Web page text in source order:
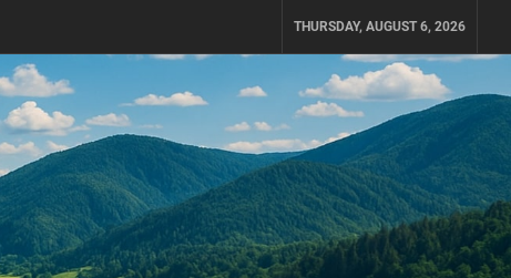
THURSDAY, AUGUST 6, 2026